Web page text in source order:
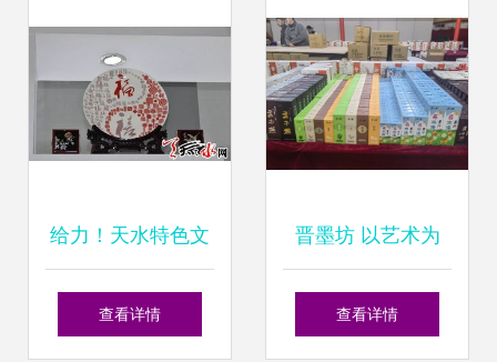
给力！天水特色文
化产品亮相文博
查看详情
晋墨坊 以艺术为
魂，铸就文化用品
查看详情